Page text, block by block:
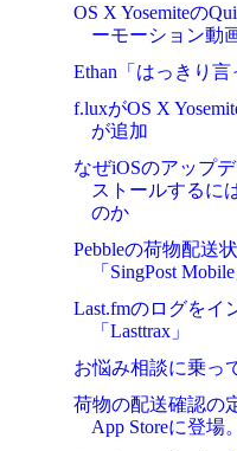
OS X Yosemiteの
ーモーション動
Ethan「はっきり言
f.luxがOS X
が追加
なぜiOSのアップ
ストールするに
のか
Pebbleの荷物配送
「SingPost Mobile
Last.fmのログをイ
「Lasttrax」
お悩み相談に乗っ
荷物の配送確認の
App Storeに登場